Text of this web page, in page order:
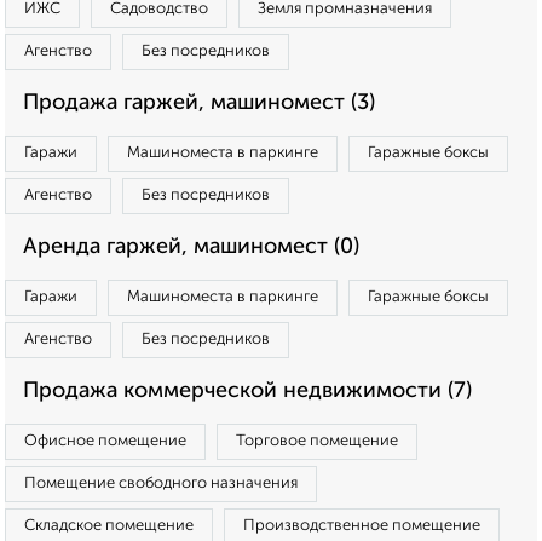
ИЖС Садоводство Земля промназначения
Агенство Без посредников
Продажа гаржей, машиномест (3)
Гаражи Машиноместа в паркинге Гаражные боксы
Агенство Без посредников
Аренда гаржей, машиномест (0)
Гаражи Машиноместа в паркинге Гаражные боксы
Агенство Без посредников
Продажа коммерческой недвижимости (7)
Офисное помещение Торговое помещение
Помещение свободного назначения
Складское помещение Производственное помещение